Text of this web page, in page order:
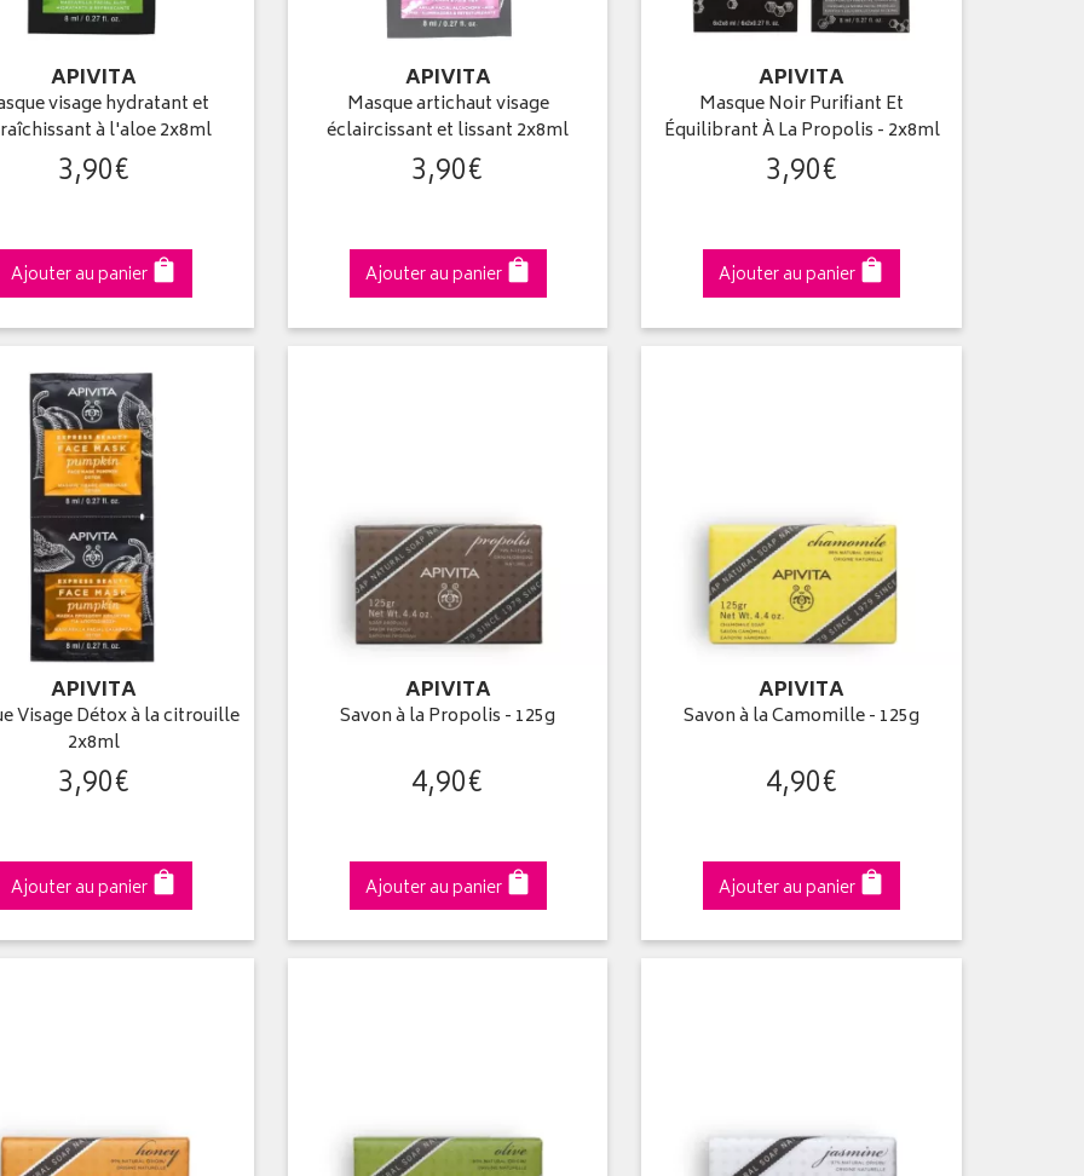
APIVITA
visage hydratant et
à l'aloe 2x8ml
3,90€
Ajouter au panier
APIVITA
Masque artichaut visage
éclaircissant et lissant 2x8ml
3,90€
Ajouter au panier
APIVITA
Masque Noir Purifiant Et
Équilibrant À La Propolis - 2x8ml
3,90€
Ajouter au panier
APIVITA
Visage Détox à la citrouille
2x8ml
3,90€
Ajouter au panier
APIVITA
Savon à la Propolis - 125g
4,90€
Ajouter au panier
APIVITA
Savon à la Camomille - 125g
4,90€
Ajouter au panier